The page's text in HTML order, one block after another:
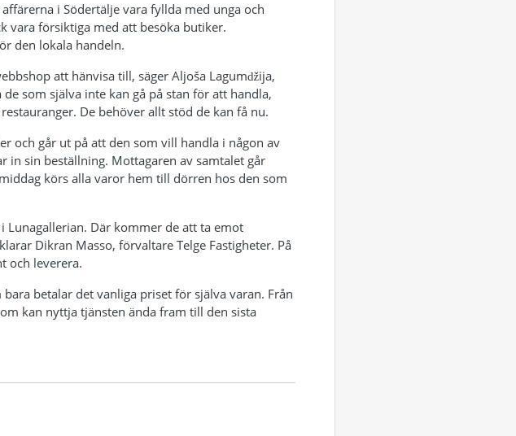
i Södertälje vara fyllda med unga och
vara försiktiga med att besöka butiker.
den lokala handeln.
att hänvisa till, säger Aljoša Lagumǆija,
som själva inte kan gå på stan för att handla,
De behöver allt stöd de kan få nu.
och går ut på att den som vill handla i någon av
in sin beställning. Mottagaren av samtalet går
körs alla varor hem till dörren hos den som
Lunagallerian. Där kommer de att ta emot
Dikran Masso, förvaltare Telge Fastigheter. På
och leverera.
betalar det vanliga priset för själva varan. Från
kan nyttja tjänsten ända fram till den sista